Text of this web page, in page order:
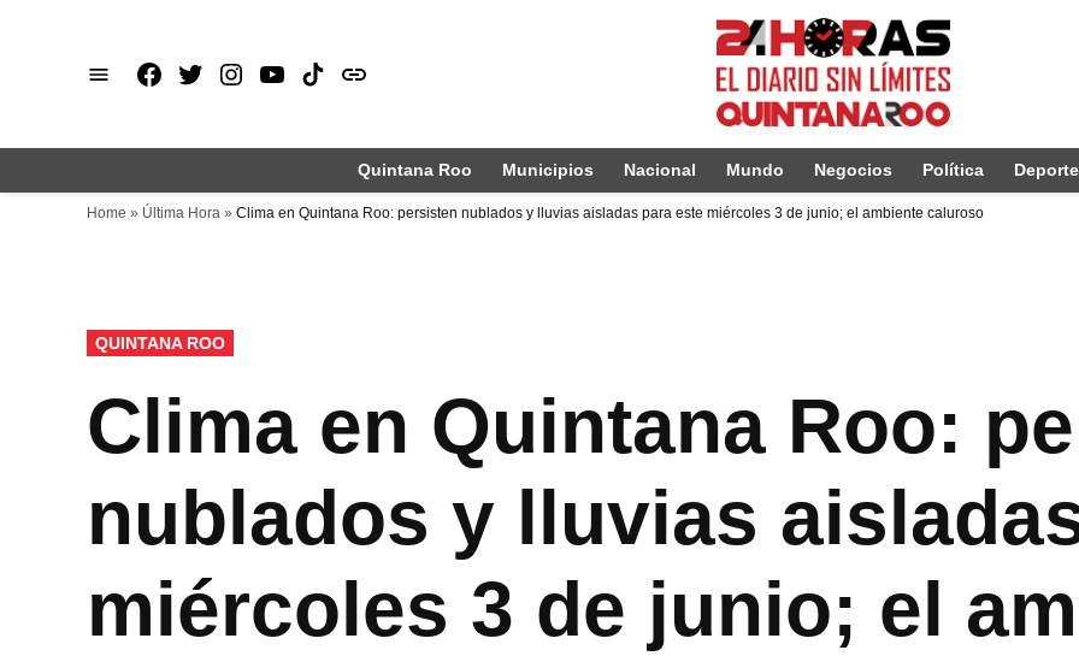
Facebook
X Instagram
Youtube
TikTok
issuu
Quintana Roo Municipios Nacional Mundo Negocios Política
Home » Última Hora » Clima en Quintana Roo: persisten nublados y lluvias aisladas para este miércoles 3 de junio; el ambiente caluroso
PUBLICADO
EN
QUINTANA ROO
Clima en Quintana Roo:
nublados y lluvias
miércoles 3 de junio; el